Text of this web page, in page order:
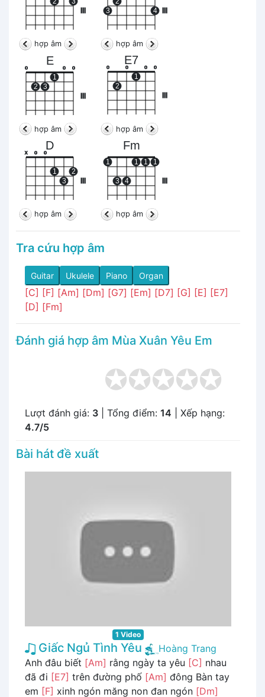
III
hợp âm
3 4
hợp âm
E
III
o
2 3
1
o o
hợp âm
E7
o
2
o
1
o o
hợp âm
D
III
x o o
1
3
2
hợp âm
Fm
1
3 4
1 1 1
hợp âm
Tra cứu hợp âm
Guitar Ukulele Piano Organ
[C] [F] [Am] [Dm] [G7] [Em] [D7] [G] [E] [E7]
[D] [Fm]
Đánh giá hợp âm Mùa Xuân Yêu Em
Lượt đánh giá: 3 | Tổng điểm: 14 | Xếp hạng:
4.7/5
Bài hát đề xuất
1 Video
Giấc Ngủ Tình Yêu
Hoàng Trang
Anh đâu biết [Am] rằng ngày ta yêu [C] nhau
đã đi [E7] trên đường phố [Am] đông Bàn tay
em [F] xinh ngón măng non đan ngón [Dm]